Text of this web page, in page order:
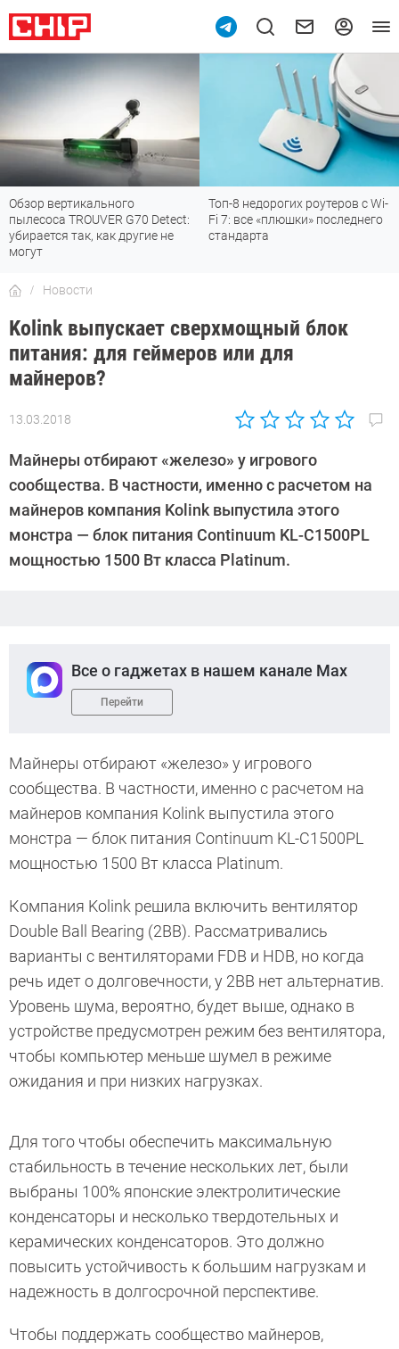
Обзор вертикального
пылесоса TROUVER G70 Detect:
убирается так, как другие не
могут
Топ-8 недорогих роутеров с Wi-
Fi 7: все «плюшки» последнего
стандарта
Новости
Kolink выпускает сверхмощный блок
питания: для геймеров или для
майнеров?
13.03.2018
Автор:
Сандицкая
Майнеры отбирают «железо» у игрового
сообщества. В частности, именно с расчетом на
майнеров компания Kolink выпустила этого
монстра — блок питания Continuum KL-C1500PL
мощностью 1500 Вт класса Platinum.
Все о гаджетах в нашем канале Max
Перейти
Майнеры отбирают «железо» у игрового
сообщества. В частности, именно с расчетом на
майнеров компания Kolink выпустила этого
монстра — блок питания Continuum KL-C1500PL
мощностью 1500 Вт класса Platinum.
Компания Kolink решила включить вентилятор
Double Ball Bearing (2BB). Рассматривались
варианты с вентиляторами FDB и HDB, но когда
речь идет о долговечности, у 2BB нет альтернатив.
Уровень шума, вероятно, будет выше, однако в
устройстве предусмотрен режим без вентилятора,
чтобы компьютер меньше шумел в режиме
ожидания и при низких нагрузках.
Для того чтобы обеспечить максимальную
стабильность в течение нескольких лет, были
выбраны 100% японские электролитические
конденсаторы и несколько твердотельных и
керамических конденсаторов. Это должно
повысить устойчивость к большим нагрузкам и
надежность в долгосрочной перспективе.
Чтобы поддержать сообщество майнеров,